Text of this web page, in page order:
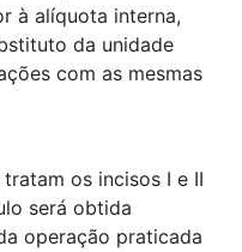
à alíquota interna,
da unidade
com as mesmas
os incisos I e II
será obtida
operação praticada